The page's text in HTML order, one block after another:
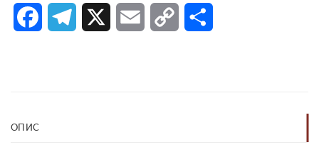
FacebookTelegram Email Copy
ОПИС